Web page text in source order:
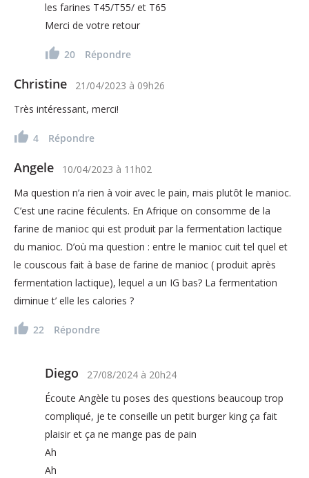
les farines T45/T55/ et T65
Merci de votre retour
20 Répondre
Christine 21/04/2023 à 09h26
Très intéressant, merci!
4 Répondre
Angele 10/04/2023 à 11h02
Ma question n’a rien à voir avec le pain, mais plutôt le manioc.
C’est une racine féculents. En Afrique on consomme de la
farine de manioc qui est produit par la fermentation lactique
du manioc. D’où ma question : entre le manioc cuit tel quel et
le couscous fait à base de farine de manioc ( produit après
fermentation lactique), lequel a un IG bas? La fermentation
diminue t’ elle les calories ?
22 Répondre
Diego 27/08/2024 à 20h24
Écoute Angèle tu poses des questions beaucoup trop
compliqué, je te conseille un petit burger king ça fait
plaisir et ça ne mange pas de pain
Ah
Ah